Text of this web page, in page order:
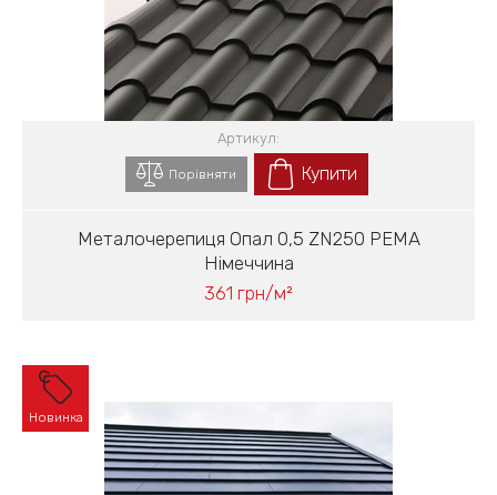
Металочерепиця Опал 0,5 ZN250 PEMA
Німеччина
361 грн/м²
Артикул:
Порівняти Купити
Новинка